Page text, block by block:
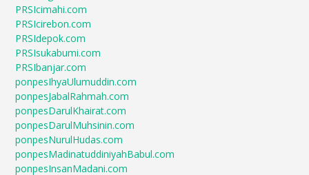
PRSIcimahi.com
PRSIcirebon.com
PRSIdepok.com
PRSIsukabumi.com
PRSIbanjar.com
ponpesIhyaUlumuddin.com
ponpesJabalRahmah.com
ponpesDarulKhairat.com
ponpesDarulMuhsinin.com
ponpesNurulHudas.com
ponpesMadinatuddiniyahBabul.com
ponpesInsanMadani.com